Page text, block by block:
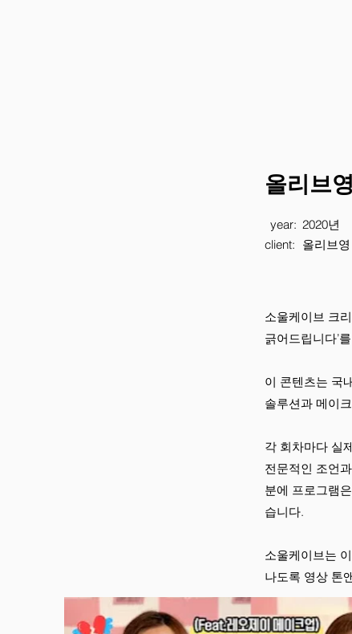
올리브
year: 2020년
client: 올리브영
소울케이브 크
긁어드립니다’
이 콘텐츠는 국
솔루션과 메이
각 회차마다 실
전문적인 조언
분에 프로그램
습니다.
소울케이브는
나도록 영상 톤